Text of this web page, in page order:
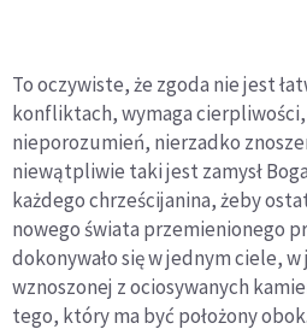
To oczywiste, że zgoda nie jest
konfliktach, wymaga cierpliwości,
nieporozumień, nierzadko
niewątpliwie taki jest zamysł
każdego chrześcijanina, żeby
nowego świata przemienionego
dokonywało się w jednym ciele,
wznoszonej z ociosywanych
tego, który ma być położony obok.